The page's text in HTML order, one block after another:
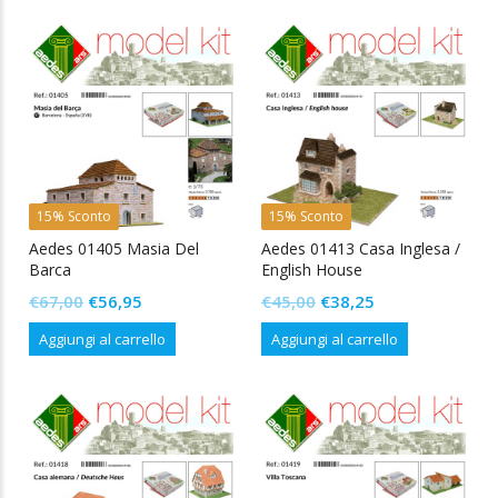
€77,00.€65,45.
15% Sconto
Aedes 01405 Masia Del
Barca
€67,00 Il
prezzo
originale
€67,00.
€56,95
prezzo
attuale
€56,95.
Aggiungi al carrello
15% Sconto
Aedes 01413 Casa Inglesa /
English House
€45,00 Il
prezzo
originale
€45,00.
€38,25
prezzo
attuale
€38,25.
Aggiungi al carrello